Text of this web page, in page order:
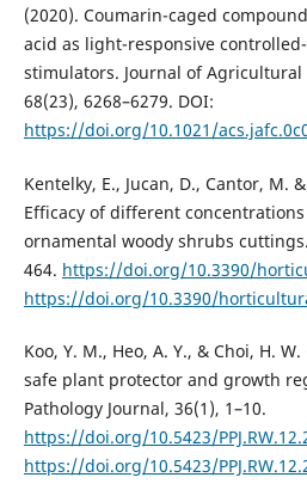
(2020). Coumarin-caged
acid as light-responsive
stimulators. Journal of Agricultural
68(23), 6268–6279. DOI:
https://doi.org/10.1021/
Kentelky, E., Jucan, D., Cantor, M.
Efficacy of different
ornamental woody shrubs
464. https://doi.org/10.3390/
https://doi.org/10.3390/
Koo, Y. M., Heo, A. Y., & Choi, H.
safe plant protector and growth
Pathology Journal, 36(1), 1–10.
https://doi.org/10.5423/
https://doi.org/10.5423/